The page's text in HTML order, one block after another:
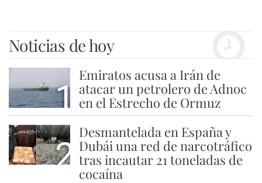
Noticias de hoy
1
Emiratos acusa a Irán de
atacar un petrolero de Adnoc
en el Estrecho de Ormuz
2
Desmantelada en España y
Dubái una red de narcotráfico
tras incautar 21 toneladas de
cocaína